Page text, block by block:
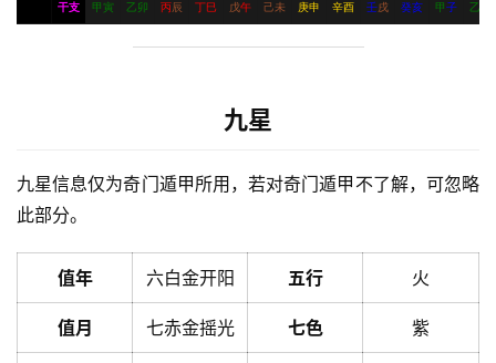
干支 甲寅 乙卯 丙辰 丁巳 戊午 己未 庚申 辛酉 壬戌 癸亥 甲子 乙
九星
九星信息仅为奇门遁甲所用，若对奇门遁甲不了解，可忽略
此部分。
值年 六白金开阳 五行 火
值月 七赤金摇光 七色 紫